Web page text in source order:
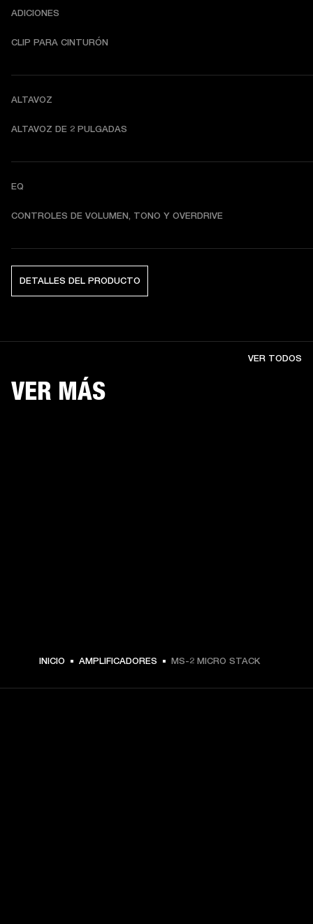
ADICIONES
CLIP PARA CINTURÓN
ALTAVOZ
ALTAVOZ DE 2 PULGADAS
EQ
CONTROLES DE VOLUMEN, TONO Y OVERDRIVE
DETALLES DEL PRODUCTO
VER MÁS
VER TODOS
INICIO AMPLIFICADORES MS-2 MICRO STACK